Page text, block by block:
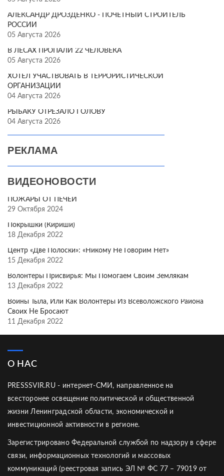
АЛЕКСАНДР ДРОЗДЕНКО - ПОЧЁТНЫЙ СТРОИТЕЛЬ
РОССИИ
05 Августа 2026
В ЛЕСАХ ПРОПАЛИ 22 ЧЕЛОВЕКА
05 Августа 2026
ХОТЕЛ УЧАСТВОВАТЬ В ТЕРРОРИСТИЧЕСКОЙ
ОРГАНИЗАЦИИ
04 Августа 2026
РЫБАКУ ОТРЕЗАЛО ГОЛОВУ
04 Августа 2026
РЕКЛАМА
ВИДЕОНОВОСТИ
ПОЖАРЫ ОТ ПЕЧЕЙ
29 Октября 2024
Покрышки (Кириши)
18 Декабря 2022
Центр «Две Полоски»: «Никому Не Говорим Нет»
15 Декабря 2022
Волонтёры Присвирья: Мы Помогаем Своим Землякам
13 Декабря 2022
Воины Тыла, Или Как Волонтёры Из Всеволожского Района
Своих Не Бросают
11 Декабря 2022
О НАС
PRESSSVIR.RU - интернет-СМИ, направленное на
всесторонее освещение политической и общественной
жизни Ленинградской области, экономической и
инвестиционной активности в регионе.
Зарегистрировано Федеральной службой по надзору в сфере
связи, информационных технологий и массовых
коммуникаций (реестровая запись ЭЛ № ФС 77 – 79019 от